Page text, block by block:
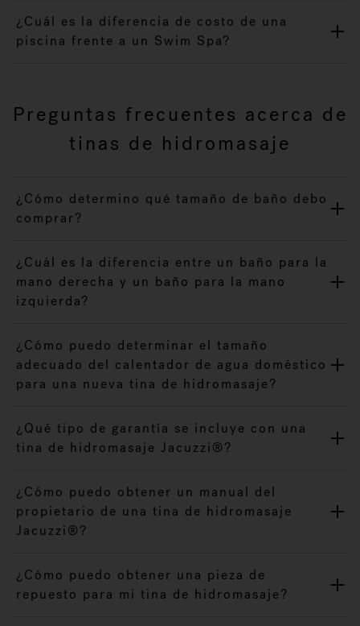
¿Cuál es la diferencia de costo de una
piscina frente a un Swim Spa?
Preguntas frecuentes acerca de
tinas de hidromasaje
¿Cómo determino qué tamaño de baño debo
comprar?
¿Cuál es la diferencia entre un baño para la
mano derecha y un baño para la mano
izquierda?
¿Cómo puedo determinar el tamaño
adecuado del calentador de agua doméstico
para una nueva tina de hidromasaje?
¿Qué tipo de garantía se incluye con una
tina de hidromasaje Jacuzzi®?
¿Cómo puedo obtener un manual del
propietario de una tina de hidromasaje
Jacuzzi®?
¿Cómo puedo obtener una pieza de
repuesto para mi tina de hidromasaje?